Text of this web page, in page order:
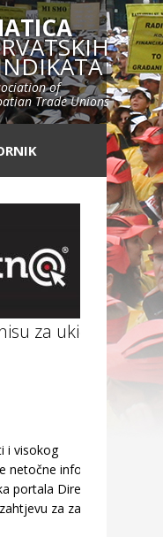
of
Trade Unions
za ukidanje
i visokog
informacije
portala Direktno.hr
za zabranu